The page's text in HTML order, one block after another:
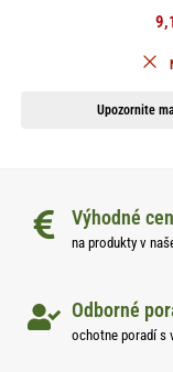
Upozornite
Výhodné
na produkty v
Odborné
ochotne poradí s